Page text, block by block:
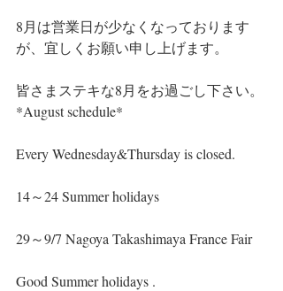
8月は営業日が少なくなっております
が、宜しくお願い申し上げます。
皆さまステキな8月をお過ごし下さい。
*August schedule*
Every Wednesday&Thursday is closed.
14～24 Summer holidays
29～9/7 Nagoya Takashimaya France Fair
Good Summer holidays .